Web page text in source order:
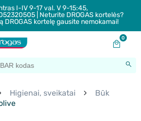
I-IV 9-17 val. V 9-15:45,
| Neturite DROGAS kortelės?
DROGAS kortelę gausite nemokamai!
0
Higienai, sveikatai
Būk